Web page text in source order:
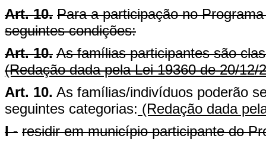
Art. 10. Para a participação no
seguintes condições:
Art. 10. As famílias participantes são
(Redação dada pela Lei 19360 de 20/12/
Art. 10. As famílias/indivíduos poderão
seguintes categorias: (Redação dada
I - residir em município participante do